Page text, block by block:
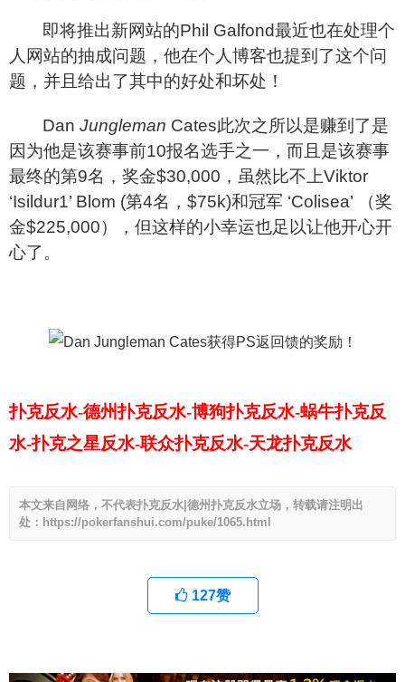
即将推出新网站的Phil Galfond最近也在处理个
人网站的抽成问题，他在个人博客也提到了这个问
题，并且给出了其中的好处和坏处！
Dan Jungleman Cates此次之所以是赚到了是
因为他是该赛事前10报名选手之一，而且是该赛事
最终的第9名，奖金$30,000，虽然比不上Viktor
‘Isildur1’ Blom (第4名，$75k)和冠军 ‘Colisea’ （奖
金$225,000），但这样的小幸运也足以让他开心开
心了。
扑克反水-德州扑克反水-博狗扑克反水-蜗牛扑克反
水-扑克之星反水-联众扑克反水-天龙扑克反水
本文来自网络，不代表扑克反水|德州扑克反水立场，转载请注明出
处：https://pokerfanshui.com/puke/1065.html
127赞